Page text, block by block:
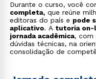
Durante o curso, você
completa, que reúne
editoras do país e pode
aplicativo. A tutoria on-
jornada acadêmica, com
dúvidas técnicas, na
consolidação de